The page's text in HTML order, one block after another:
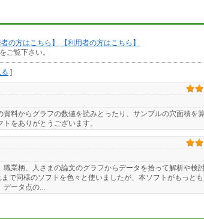
の方はこちら】
【利用者の方はこちら】
をご覧下さい。
]
資料からグラフの数値を読みとったり、サンプルの穴面積を
をありがとうございます。
業柄、人さまの論文のグラフからデータを拾って解析や検
で同様のソフトを色々と使いましたが、本ソフトがもっとも
ータ点の...